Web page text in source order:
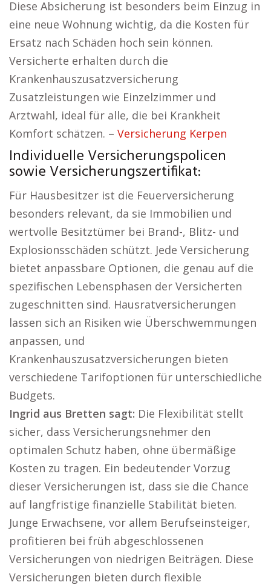
Diese Absicherung ist besonders beim Einzug in
eine neue Wohnung wichtig, da die Kosten für
Ersatz nach Schäden hoch sein können.
Versicherte erhalten durch die
Krankenhauszusatzversicherung
Zusatzleistungen wie Einzelzimmer und
Arztwahl, ideal für alle, die bei Krankheit
Komfort schätzen. – Versicherung Kerpen
Individuelle Versicherungspolicen
sowie Versicherungszertifikat:
Für Hausbesitzer ist die Feuerversicherung
besonders relevant, da sie Immobilien und
wertvolle Besitztümer bei Brand-, Blitz- und
Explosionsschäden schützt. Jede Versicherung
bietet anpassbare Optionen, die genau auf die
spezifischen Lebensphasen der Versicherten
zugeschnitten sind. Hausratversicherungen
lassen sich an Risiken wie Überschwemmungen
anpassen, und
Krankenhauszusatzversicherungen bieten
verschiedene Tarifoptionen für unterschiedliche
Budgets.
Ingrid aus Bretten sagt: Die Flexibilität stellt
sicher, dass Versicherungsnehmer den
optimalen Schutz haben, ohne übermäßige
Kosten zu tragen. Ein bedeutender Vorzug
dieser Versicherungen ist, dass sie die Chance
auf langfristige finanzielle Stabilität bieten.
Junge Erwachsene, vor allem Berufseinsteiger,
profitieren bei früh abgeschlossenen
Versicherungen von niedrigen Beiträgen. Diese
Versicherungen bieten durch flexible